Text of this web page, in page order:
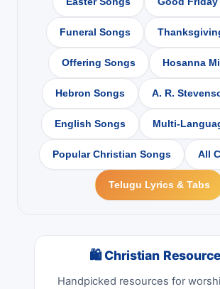
Funeral Songs
Offering Songs Hosanna
Hebron Songs A. R.
English Songs Multi-
Popular Christian Songs All
Telugu Lyrics & Tabs
🛍 Christian
Handpicked resources for